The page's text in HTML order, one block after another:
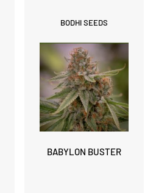
BODHI SEEDS
BABYLON BUSTER